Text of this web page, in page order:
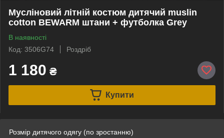
Мусліновий літній костюм дитячий muslin
cotton BEWARM штани + футболка Grey
В наявності
Код: 3506G74
Роздріб
1 180 ₴
Купити
Розмір дитячого одягу (по зростанню)